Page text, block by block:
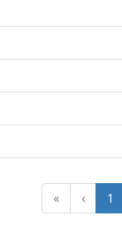
« ‹ 1